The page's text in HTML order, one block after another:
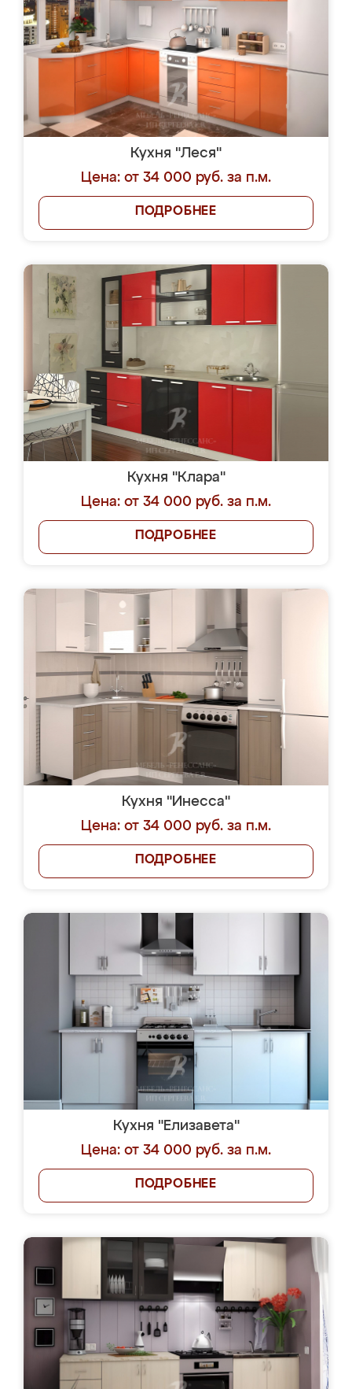
Кухня "Леся"
Цена: от 34 000 руб. за п.м.
ПОДРОБНЕЕ
Кухня "Клара"
Цена: от 34 000 руб. за п.м.
ПОДРОБНЕЕ
Кухня "Инесса"
Цена: от 34 000 руб. за п.м.
ПОДРОБНЕЕ
Кухня "Елизавета"
Цена: от 34 000 руб. за п.м.
ПОДРОБНЕЕ